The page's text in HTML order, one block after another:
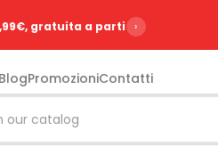
gratuita a partire da 99€
›
BlogPromozioniContatti